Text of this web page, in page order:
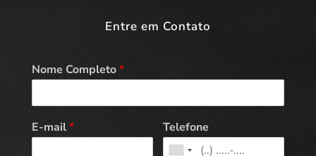
Entre em Contato
Nome Completo*
E-mail* Telefone